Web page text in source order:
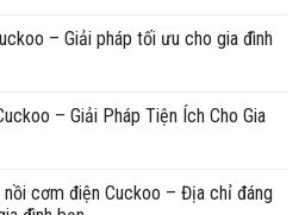
– Giải pháp tối ưu cho gia đình
– Giải Pháp Tiện Ích Cho Gia
nồi cơm điện Cuckoo – Địa chỉ đáng